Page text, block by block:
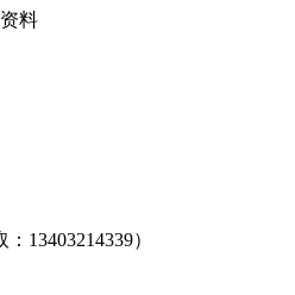
料
13403214339）